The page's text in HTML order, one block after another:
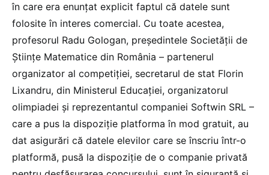
în care era enunțat explicit faptul că datele sunt
folosite în interes comercial. Cu toate acestea,
profesorul Radu Gologan, președintele Societății de
Științe Matematice din România – partenerul
organizator al competiției, secretarul de stat Florin
Lixandru, din Ministerul Educației, organizatorul
olimpiadei și reprezentantul companiei Softwin SRL –
care a pus la dispoziție platforma în mod gratuit, au
dat asigurări că datele elevilor care se înscriu într-o
platformă, pusă la dispoziție de o companie privată